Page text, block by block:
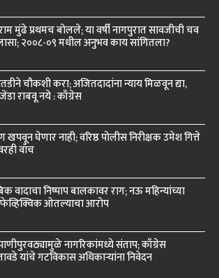
मुंढे प्रथमच बोलले; या वर्षी नागपुरात सावजीची चव
२००८-०९ मधील अनुभव काय सांगितला?
चौकशी करा; अजितदादांना न्याय मिळवून द्या,
राबवू नये : काँग्रेस
खपवून घेणार नाही; वरिष्ठ पोलीस निरीक्षक उमेश गित्ते
वॉच
वादाचा निष्पाप बालकावर राग; नऊ महिन्यांच्या
ओतल्याचा आरोप
नागरिकांमध्ये संताप; काँग्रेस
यांचे गटविकास अधिकाऱ्यांना निवेदन